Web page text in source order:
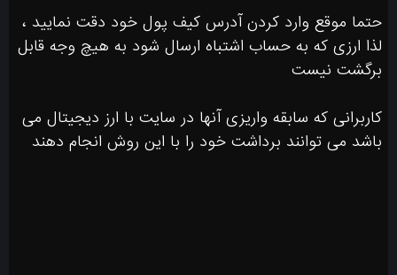
حتما موقع وارد کردن آدرس کیف پول خود دقت نمایید ،
لذا ارزی که به حساب اشتباه ارسال شود به هیچ وجه قابل
برگشت نیست
کاربرانی که سابقه واریزی آنها در سایت با ارز دیجیتال می
باشد می توانند برداشت خود را با این روش انجام دهند